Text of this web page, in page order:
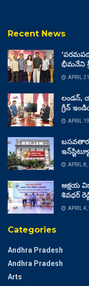
Recent News
భీమనేని
APRIL
లండన్,
గ్రీన్
APRIL
APRIL
అక్షయ
శివధర్
APRIL
Categories
Andhra Pradesh
Andhra Pradesh
Arts